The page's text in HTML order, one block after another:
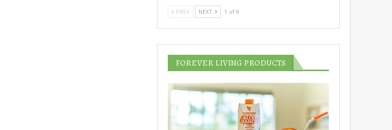
PREV NEXT 1 of 9
FOREVER LIVING PRODUCTS